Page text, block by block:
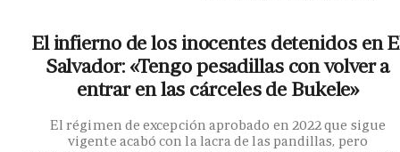
El infierno de los inocentes detenidos en
Salvador: «Tengo pesadillas con volver a
entrar en las cárceles de Bukele»
El régimen de excepción aprobado en 2022 que sigue
vigente acabó con la lacra de las pandillas, pero